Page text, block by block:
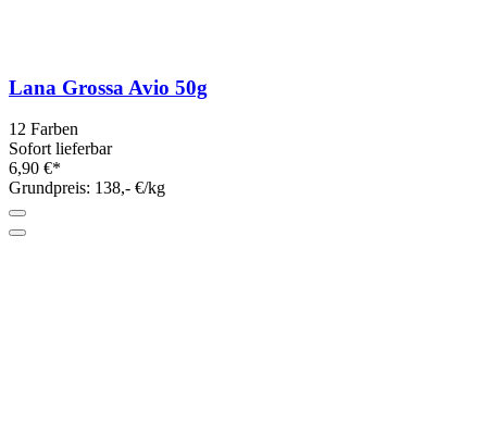
Lana Grossa Avio 50g
12 Farben
Sofort lieferbar
6,90 €*
Grundpreis: 138,- €/kg